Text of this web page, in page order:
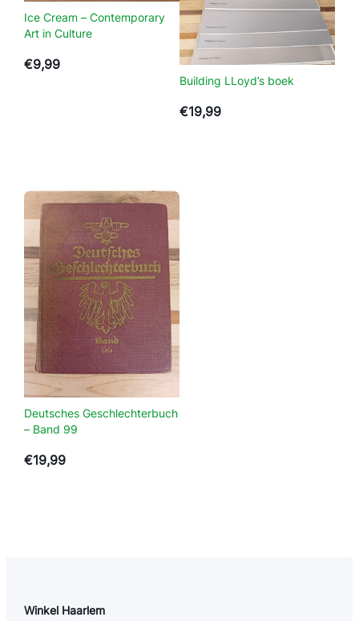
n
t
l
Ice Cream – Contemporary
Art in Culture
€9,99
Building LLoyd’s boek
€19,99
Deutsches Geschlechterbuch
– Band 99
€19,99
Winkel Haarlem